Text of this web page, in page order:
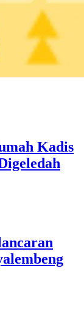
Kadis